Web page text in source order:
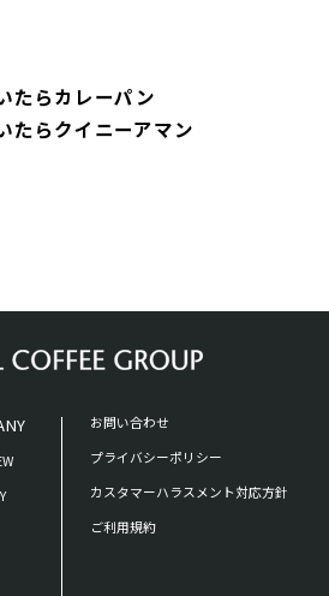
たらカレーパン
たらクイニーアマン
お問い合わせ
プライバシーポリシー
カスタマーハラスメント対応方針
ご利用規約